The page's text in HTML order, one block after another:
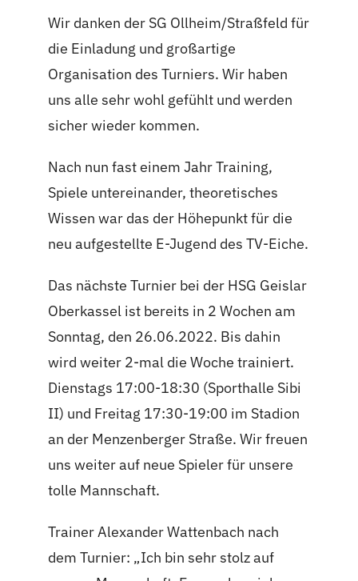
Wir danken der SG Ollheim/Straßfeld für
die Einladung und großartige
Organisation des Turniers. Wir haben
uns alle sehr wohl gefühlt und werden
sicher wieder kommen.
Nach nun fast einem Jahr Training,
Spiele untereinander, theoretisches
Wissen war das der Höhepunkt für die
neu aufgestellte E-Jugend des TV-Eiche.
Das nächste Turnier bei der HSG Geislar
Oberkassel ist bereits in 2 Wochen am
Sonntag, den 26.06.2022. Bis dahin
wird weiter 2-mal die Woche trainiert.
Dienstags 17:00-18:30 (Sporthalle Sibi
II) und Freitag 17:30-19:00 im Stadion
an der Menzenberger Straße. Wir freuen
uns weiter auf neue Spieler für unsere
tolle Mannschaft.
Trainer Alexander Wattenbach nach
dem Turnier: „Ich bin sehr stolz auf